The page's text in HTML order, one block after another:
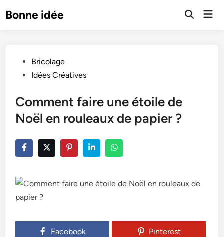
toBonne idée
Open
PostedBricolage
Idées Créatives
Comment faire une étoile de
Noël en rouleaux de papier ?
Facebook Pinterest